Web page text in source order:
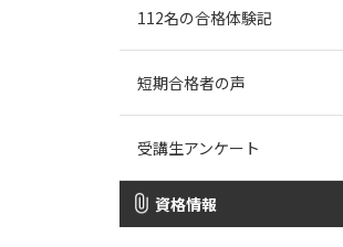
112名の合格体験記
短期合格者の声
受講生アンケート
資格情報